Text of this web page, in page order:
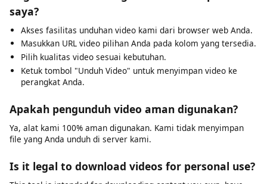
Pertanyaan yang sering
diajukan
Bagaimana cara mengunduh video di ponsel
saya?
Akses fasilitas unduhan video kami dari browser web Anda.
Pilih kualitas video sesuai kebutuhan.